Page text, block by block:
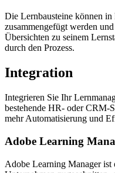
Die Lernbausteine können in
zusammengefügt werden
Übersichten zu seinem
durch den Prozess.
Integration
Integrieren Sie Ihr
bestehende HR- oder CRM-
mehr Automatisierung und
Adobe Learning
Adobe Learning Manager ist